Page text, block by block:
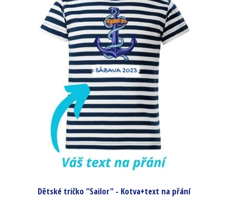
Dětské tričko "Sailor" - Kotva+text na přání